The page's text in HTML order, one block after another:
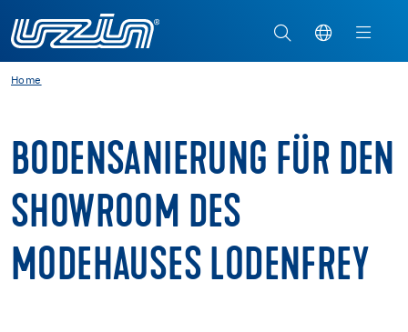
Home
BODENSANIERUNG FÜR DEN
SHOWROOM DES
MODEHAUSES LODENFREY